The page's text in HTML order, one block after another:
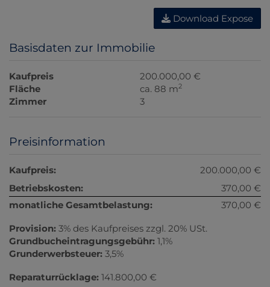
Download Expose
Basisdaten zur Immobilie
Kaufpreis
200.000,00 €
Fläche
ca. 88 m2
Zimmer 3
Preisinformation
Kaufpreis:
200.000,00 €
Betriebskosten:
370,00 €
monatliche Gesamtbelastung:
370,00 €
Provision: 3% des Kaufpreises zzgl. 20% USt.
Grundbucheintragungsgebühr: 1,1%
Grunderwerbsteuer: 3,5%
Reparaturrücklage: 141.800,00 €